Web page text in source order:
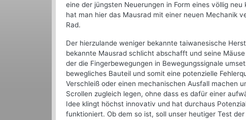
eine der jüngsten Neuerungen in Form eines völlig
hat man hier das Mausrad mit einer neuen Mechanik
Rad.
Der hierzulande weniger bekannte taiwanesische
bekannte Mausrad schlicht abschafft und seine
der die Fingerbewegungen in Bewegungssignale
bewegliches Bauteil und somit eine potenzielle
Verschleiß oder einen mechanischen Ausfall machen
Scrollen zugleich legen, ohne dass es dafür einer
Idee klingt höchst innovativ und hat durchaus
funktioniert. Ob dem so ist, soll unser heutiger Test